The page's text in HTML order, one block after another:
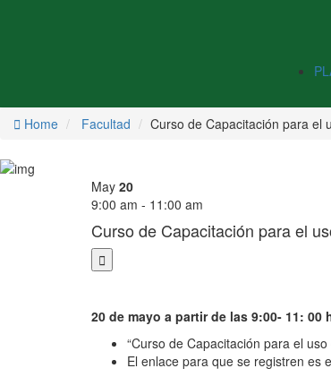
Home Facultad Curso de Capacitación para el
May 20
9:00 am - 11:00 am
Curso de Capacitación para el
20 de mayo a partir de las 9:00- 11: 00
“Curso de Capacitación para el
El enlace para que se registren es